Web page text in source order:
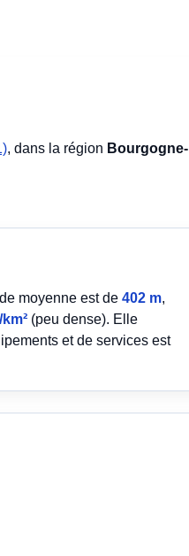
, dans la région Bourgogne-
moyenne est de 402 m,
(peu dense). Elle
et de services est